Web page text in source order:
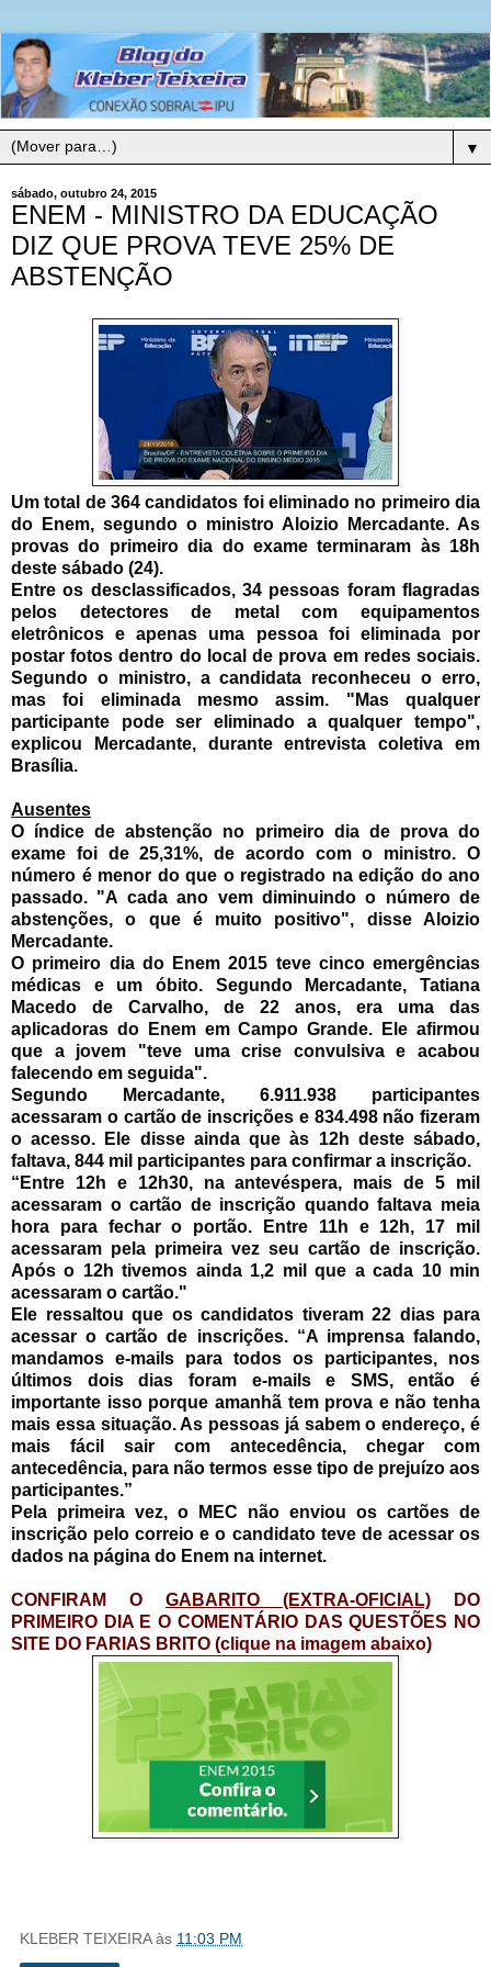
▼
sábado, outubro 24, 2015
ENEM - MINISTRO DA EDUCAÇÃO
DIZ QUE PROVA TEVE 25% DE
ABSTENÇÃO
Um total de 364 candidatos foi eliminado no primeiro dia
do Enem, segundo o ministro Aloizio Mercadante. As
provas do primeiro dia do exame terminaram às 18h
deste sábado (24).
Entre os desclassificados, 34 pessoas foram flagradas
pelos detectores de metal com equipamentos
eletrônicos e apenas uma pessoa foi eliminada por
postar fotos dentro do local de prova em redes sociais.
Segundo o ministro, a candidata reconheceu o erro,
mas foi eliminada mesmo assim. "Mas qualquer
participante pode ser eliminado a qualquer tempo",
explicou Mercadante, durante entrevista coletiva em
Brasília.
Ausentes
O índice de abstenção no primeiro dia de prova do
exame foi de 25,31%, de acordo com o ministro. O
número é menor do que o registrado na edição do ano
passado. "A cada ano vem diminuindo o número de
abstenções, o que é muito positivo", disse Aloizio
Mercadante.
O primeiro dia do Enem 2015 teve cinco emergências
médicas e um óbito. Segundo Mercadante, Tatiana
Macedo de Carvalho, de 22 anos, era uma das
aplicadoras do Enem em Campo Grande. Ele afirmou
que a jovem "teve uma crise convulsiva e acabou
falecendo em seguida".
Segundo Mercadante, 6.911.938 participantes
acessaram o cartão de inscrições e 834.498 não fizeram
o acesso. Ele disse ainda que às 12h deste sábado,
faltava, 844 mil participantes para confirmar a inscrição.
“Entre 12h e 12h30, na antevéspera, mais de 5 mil
acessaram o cartão de inscrição quando faltava meia
hora para fechar o portão. Entre 11h e 12h, 17 mil
acessaram pela primeira vez seu cartão de inscrição.
Após o 12h tivemos ainda 1,2 mil que a cada 10 min
acessaram o cartão."
Ele ressaltou que os candidatos tiveram 22 dias para
acessar o cartão de inscrições. “A imprensa falando,
mandamos e-mails para todos os participantes, nos
últimos dois dias foram e-mails e SMS, então é
importante isso porque amanhã tem prova e não tenha
mais essa situação. As pessoas já sabem o endereço, é
mais fácil sair com antecedência, chegar com
antecedência, para não termos esse tipo de prejuízo aos
participantes.”
Pela primeira vez, o MEC não enviou os cartões de
inscrição pelo correio e o candidato teve de acessar os
dados na página do Enem na internet.
CONFIRAM O GABARITO (EXTRA-OFICIAL) DO
PRIMEIRO DIA E O COMENTÁRIO DAS QUESTÕES NO
SITE DO FARIAS BRITO (clique na imagem abaixo)
KLEBER TEIXEIRA às 11:03 PM